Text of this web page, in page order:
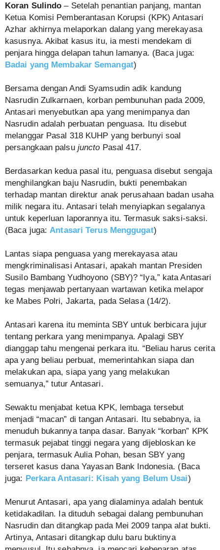
Koran Sulindo – Setelah penantian panjang, mantan
Ketua Komisi Pemberantasan Korupsi (KPK) Antasari
Azhar akhirnya melaporkan dalang yang merekayasa
kasusnya. Akibat kasus itu, ia mesti mendekam di
penjara hingga delapan tahun lamanya. (Baca juga:
Badai yang Membakar Semangat)
Bersama dengan Andi Syamsudin adik kandung
Nasrudin Zulkarnaen, korban pembunuhan pada 2009,
Antasari menyebutkan apa yang menimpanya dan
Nasrudin adalah perbuatan penguasa. Itu disebut
melanggar Pasal 318 KUHP yang berbunyi soal
persangkaan palsujuncto Pasal 417.
Berdasarkan kedua pasal itu, penguasa disebut sengaja
menghilangkan baju Nasrudin, bukti penembakan
terhadap mantan direktur anak perusahaan badan usaha
milik negara itu. Antasari telah menyiapkan segalanya
untuk keperluan laporannya itu. Termasuk saksi-saksi.
(Baca juga:Antasari Terus Menggugat)
Lantas siapa penguasa yang merekayasa atau
mengkriminalisasi Antasari, apakah mantan Presiden
Susilo Bambang Yudhoyono (SBY)? “Iya,” kata Antasari
tegas menjawab pertanyaan wartawan ketika melapor
ke Mabes Polri, Jakarta, pada Selasa (14/2).
Antasari karena itu meminta SBY untuk berbicara jujur
tentang perkara yang menimpanya. Apalagi SBY
dianggap tahu mengenai perkara itu. “Beliau harus cerita
apa yang beliau perbuat, memerintahkan siapa dan
melakukan apa, siapa yang yang melakukan
semuanya,” tutur Antasari.
Sewaktu menjabat ketua KPK, lembaga tersebut
menjadi “macan” di tangan Antasari. Itu sebabnya, ia
menuduh bukannya tanpa dasar. Banyak “korban” KPK
termasuk pejabat tinggi negara yang dijebloskan ke
penjara, termasuk Aulia Pohan, besan SBY yang
terseret kasus dana Yayasan Bank Indonesia. (Baca
juga: Perkara Antasari: Kisah yang Belum Usai)
Menurut Antasari, apa yang dialaminya adalah bentuk
ketidakadilan. Ia dituduh sebagai dalang pembunuhan
Nasrudin dan ditangkap pada Mei 2009 tanpa alat bukti.
Artinya, Antasari ditangkap dulu baru buktinya